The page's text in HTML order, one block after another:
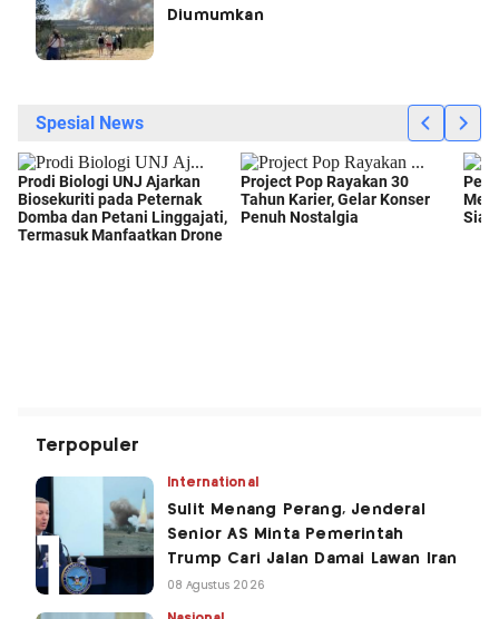
Diumumkan
Terpopuler
International
Sulit Menang Perang, Jenderal
Senior AS Minta Pemerintah
Trump Cari Jalan Damai Lawan Iran
08 Agustus 2026